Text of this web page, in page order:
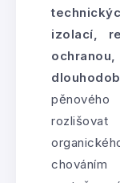
izolací,